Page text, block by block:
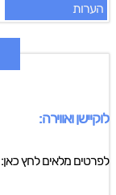
הערות
לוקיישן ואווירה:
לפרטים מלאים לחץ כאן: